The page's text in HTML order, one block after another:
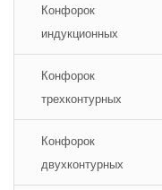
Конфорок
индукционных
Конфорок
трехконтурных
Конфорок
двухконтурных